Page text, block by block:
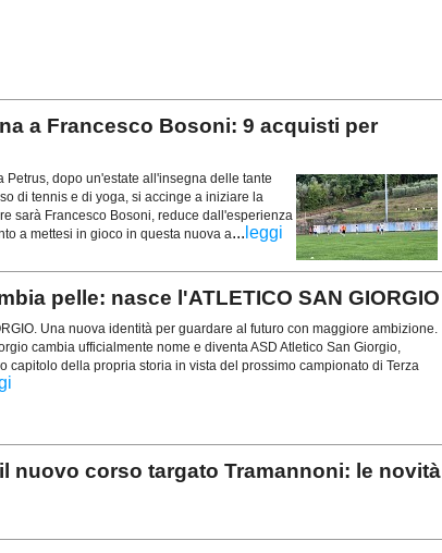
a Francesco Bosoni: 9 acquisti per
Petrus, dopo un'estate all'insegna delle tante
di tennis e di yoga, si accinge a iniziare la
sarà Francesco Bosoni, reduce dall'esperienza
a mettesi in gioco in questa nuova a... leggi
pelle: nasce l'ATLETICO SAN GIORGIO
Una nuova identità per guardare al futuro con maggiore ambizione.
cambia ufficialmente nome e diventa ASD Atletico San Giorgio,
capitolo della propria storia in vista del prossimo campionato di Terza
nuovo corso targato Tramannoni: le novità